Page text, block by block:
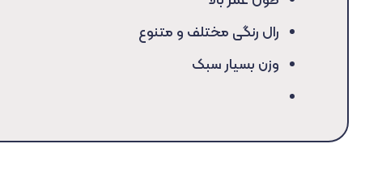
رال رنگی مختلف و متنوع
وزن بسیار سبک